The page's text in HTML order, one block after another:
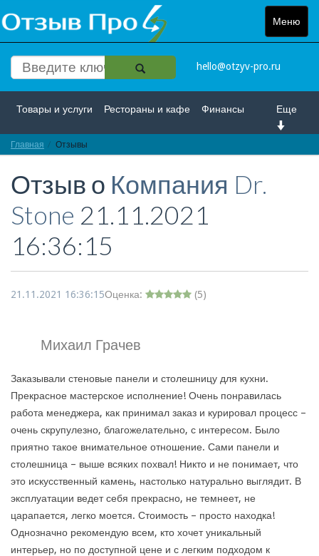
Меню
Toggle
hello@otzyv-pro.ru
Еще
Товары и услуги Рестораны и кафе Финансы
Красота и здоровье
Интернет Путешествие и отдых Транспорт
Недвижимость Гос. учреждения
Личности Логистика
Главная Отзывы
Отзыв о Компания Dr.
Stone 21.11.2021
16:36:15
21.11.2021 16:36:15Оценка: (5)
Михаил Грачев
Заказывали стеновые панели и столешницу для кухни.
Прекрасное мастерское исполнение! Очень понравилась
работа менеджера, как принимал заказ и курировал процесс –
очень скрупулезно, благожелательно, с интересом. Было
приятно такое внимательное отношение. Сами панели и
столешница – выше всяких похвал! Никто и не понимает, что
это искусственный камень, настолько натурально выглядит. В
эксплуатации ведет себя прекрасно, не темнеет, не
царапается, легко моется. Стоимость – просто находка!
Однозначно рекомендую всем, кто хочет уникальный
интерьер, но по доступной цене и с легким подходом к